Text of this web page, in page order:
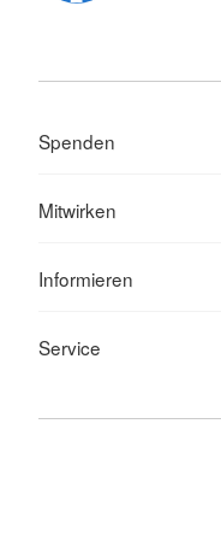
Spenden
Mitwirken
Informieren
Service